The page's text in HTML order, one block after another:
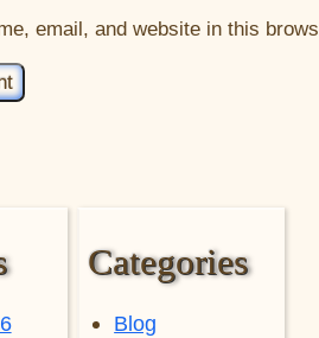
email, and website in this
Categories
Blog